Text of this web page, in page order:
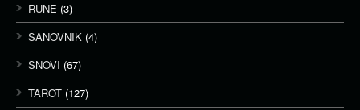
RUNE (3)
SANOVNIK (4)
SNOVI (67)
TAROT (127)